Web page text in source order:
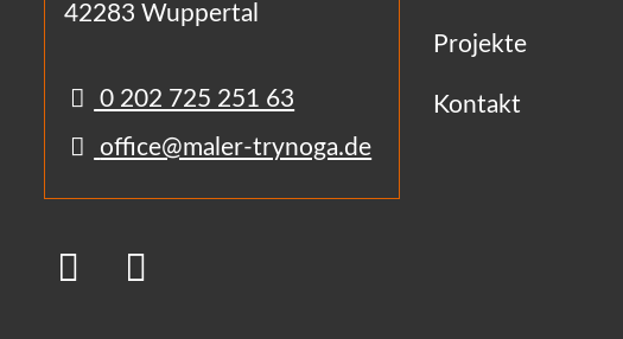
42283 Wuppertal
0 202 725 251 63
office@maler-trynoga.de
Projekte
Kontakt